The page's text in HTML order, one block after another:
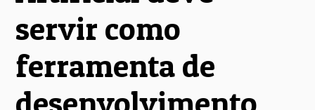
servir como
ferramenta de